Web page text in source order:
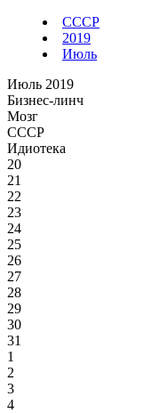
СССР
2019
Июль
Июль 2019
Бизнес-линч
Мозг
СССР
Идиотека
20
21
22
23
24
25
26
27
28
29
30
31
1
2
3
4